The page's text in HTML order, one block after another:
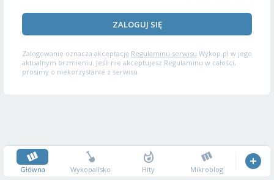
ZALOGUJ SIĘ
Zalogowanie oznacza akceptację Regulaminu serwisu Wykop.pl w jego
aktualnym brzmieniu. Jeśli nie akceptujesz Regulaminu w całości,
prosimy o niekorzystanie z serwisu.
Główna Wykopalisko Hity Mikroblog